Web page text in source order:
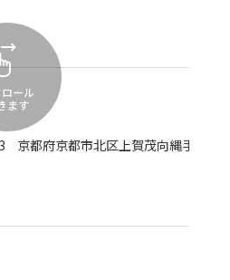
京都府京都市北区上賀茂向縄手町16
ール
ます